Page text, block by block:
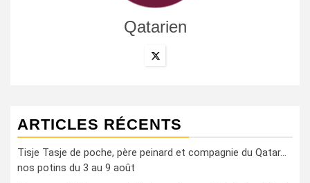
Qatarien
ARTICLES RÉCENTS
Tisje Tasje de poche, père peinard et compagnie du Qatar…
nos potins du 3 au 9 août